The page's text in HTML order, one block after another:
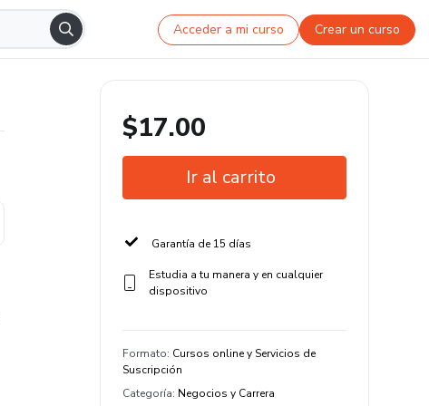
Acceder a mi curso Crear un curso
$17.00
Ir al carrito
Garantía de 15 días
Estudia a tu manera y en cualquier
dispositivo
Formato: Cursos online y Servicios de
Suscripción
Categoría: Negocios y Carrera